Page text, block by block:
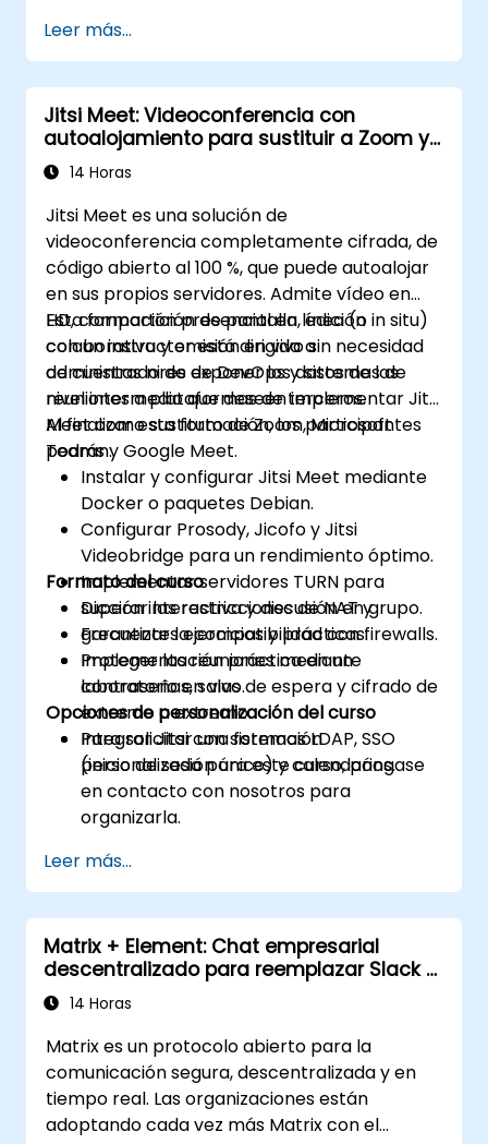
https://training.linuxfoundation.org/
kubernetes-application-developer-
ckad/
Leer más...
Jitsi Meet: Videoconferencia con
autoalojamiento para sustituir a Zoom y
Microsoft Teams
14 Horas
Jitsi Meet es una solución de
videoconferencia completamente cifrada, de
código abierto al 100 %, que puede autoalojar
en sus propios servidores. Admite vídeo en
HD, compartición de pantalla, edición
colaborativa y emisión en vivo sin necesidad
de cuentas ni de exponer los datos de las
reuniones a plataformas de terceros.
Esta formación presencial en línea (o in situ)
con un instructor está dirigida a
administradores de DevOps y sistemas de
nivel intermedio que deseen implementar Jitsi
Meet como sustituto de Zoom, Microsoft
Teams y Google Meet.
Al finalizar esta formación, los participantes
podrán:
Instalar y configurar Jitsi Meet mediante
Docker o paquetes Debian.
Configurar Prosody, Jicofo y Jitsi
Videobridge para un rendimiento óptimo.
Implementar servidores TURN para
superar las restricciones de NAT y
garantizar la compatibilidad con firewalls.
Proteger las reuniones mediante
contraseñas, salas de espera y cifrado de
extremo a extremo.
Integrar Jitsi con sistemas LDAP, SSO
(inicio de sesión único) y calendarios.
Formato del curso
Dicción interactiva y discusión en grupo.
Frecuentes ejercicios y prácticas.
Implementación práctica en un
laboratorio en vivo.
Opciones de personalización del curso
Para solicitar una formación
personalizada para este curso, póngase
en contacto con nosotros para
organizarla.
Leer más...
Matrix + Element: Chat empresarial
descentralizado para reemplazar Slack y
Teams14 Horas
Matrix es un protocolo abierto para la
comunicación segura, descentralizada y en
tiempo real. Las organizaciones están
adoptando cada vez más Matrix con el